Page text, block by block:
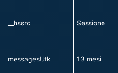
__hssrc Sessione
messagesUtk 13 mesi